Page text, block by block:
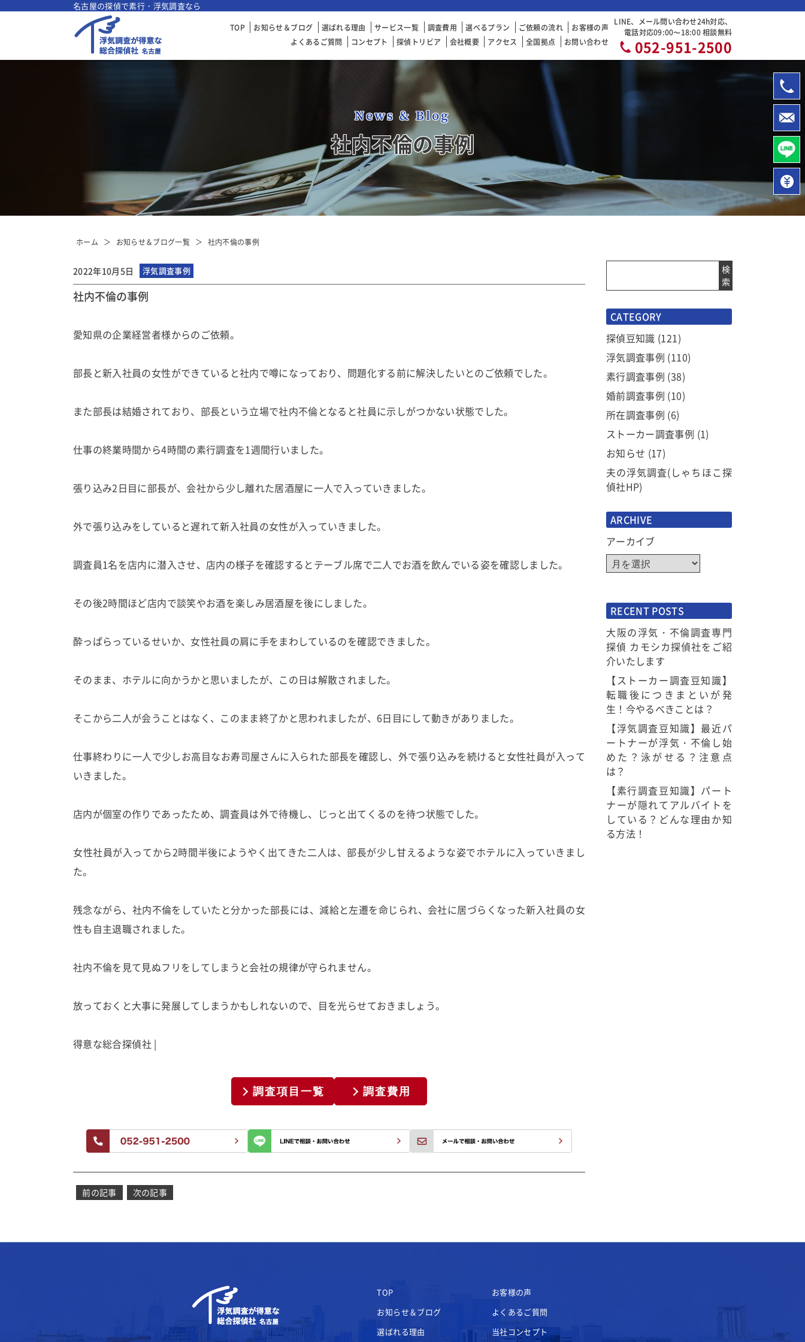
名古屋の探偵で素行・浮気調査なら
TOP お知らせ＆ブログ 選ばれる理由 サービス一覧 調査費用 選べるプラン ご依頼の流れ
お客様の声
よくあるご質問
コンセプト 探偵トリビア 会社概要 アクセス 全国拠点 お問い合わせ
LINE、メール問い合わせ24h対応、
電話対応09:00〜18:00 相談無料
052-951-2500
News & Blog
社内不倫の事例
ホーム お知らせ＆ブログ一覧 社内不倫の事例
2022年10月5日 浮気調査事例
社内不倫の事例
愛知県の企業経営者様からのご依頼。
部長と新入社員の女性ができていると社内で噂になっており、問題化する前に解決したいとのご依頼でした。
また部長は結婚されており、部長という立場で社内不倫となると社員に示しがつかない状態でした。
仕事の終業時間から4時間の素行調査を1週間行いました。
張り込み2日目に部長が、会社から少し離れた居酒屋に一人で入っていきました。
外で張り込みをしていると遅れて新入社員の女性が入っていきました。
調査員1名を店内に潜入させ、店内の様子を確認するとテーブル席で二人でお酒を飲んでいる姿を確認しました。
その後2時間ほど店内で談笑やお酒を楽しみ居酒屋を後にしました。
酔っぱらっているせいか、女性社員の肩に手をまわしているのを確認できました。
そのまま、ホテルに向かうかと思いましたが、この日は解散されました。
そこから二人が会うことはなく、このまま終了かと思われましたが、6日目にして動きがありました。
仕事終わりに一人で少しお高目なお寿司屋さんに入られた部長を確認し、外で張り込みを続けると女性社員が入って
いきました。
店内が個室の作りであったため、調査員は外で待機し、じっと出てくるのを待つ状態でした。
女性社員が入ってから2時間半後にようやく出てきた二人は、部長が少し甘えるような姿でホテルに入っていきまし
た。
残念ながら、社内不倫をしていたと分かった部長には、減給と左遷を命じられ、会社に居づらくなった新入社員の女
性も自主退職されました。
社内不倫を見て見ぬフリをしてしまうと会社の規律が守られません。
放っておくと大事に発展してしまうかもしれないので、目を光らせておきましょう。
得意な総合探偵社
調査項目一覧 調査費用
投
稿
ゲ
前の記事 次の記事
検
索
CATEGORY
探偵豆知識 (121)
浮気調査事例 (110)
素行調査事例 (38)
婚前調査事例 (10)
所在調査事例 (6)
ストーカー調査事例 (1)
お知らせ (17)
夫の浮気調査(しゃちほこ探
偵社HP)
ARCHIVE
アーカイブ
RECENT POSTS
大阪の浮気・不倫調査専門
探偵 カモシカ探偵社をご紹
介いたします
【ストーカー調査豆知識】
転職後につきまといが発
生！今やるべきことは？
【浮気調査豆知識】最近パ
ートナーが浮気・不倫し始
めた？泳がせる？注意点
は？
【素行調査豆知識】パート
ナーが隠れてアルバイトを
している？どんな理由か知
る方法！
TOP
お知らせ＆ブログ
選ばれる理由
お客様の声
よくあるご質問
当社コンセプト